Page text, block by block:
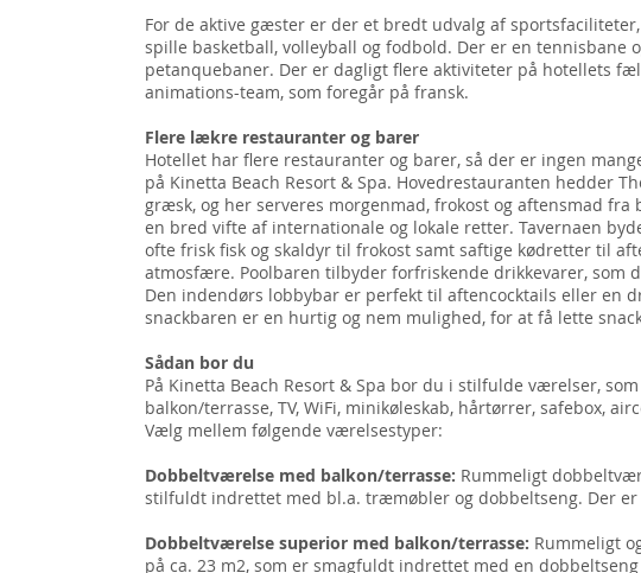
For de aktive gæster er der et bredt udvalg af
spille basketball, volleyball og fodbold. Der er en tennisbane
petanquebaner. Der er dagligt flere aktiviteter på hotellets
animations-team, som foregår på fransk.
Flere lækre restauranter og barer
Hotellet har flere restauranter og barer, så der er ingen
på Kinetta Beach Resort & Spa. Hovedrestauranten hedder
græsk, og her serveres morgenmad, frokost og aftensmad fra
en bred vifte af internationale og lokale retter. Tavernaen
ofte frisk fisk og skaldyr til frokost samt saftige kødretter til
atmosfære. Poolbaren tilbyder forfriskende drikkevarer, som
Den indendørs lobbybar er perfekt til aftencocktails eller en
snackbaren er en hurtig og nem mulighed, for at få lette
Sådan bor du
På Kinetta Beach Resort & Spa bor du i stilfulde værelser,
balkon/terrasse, TV, WiFi, minikøleskab, hårtørrer, safebox,
Vælg mellem følgende værelsestyper:
Dobbeltværelse med balkon/terrasse: Rummeligt
stilfuldt indrettet med bl.a. træmøbler og dobbeltseng. Der
Dobbeltværelse superior med balkon/terrasse: Rummeligt
på ca. 23 m2, som er smagfuldt indrettet med en